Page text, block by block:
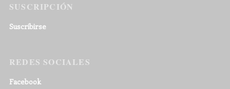
SUSCRIPCIÓN
Suscribirse
REDES SOCIALES
Facebook